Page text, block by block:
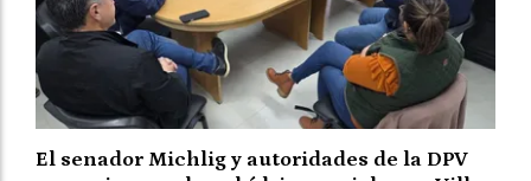
El senador Michlig y autoridades de la DPV